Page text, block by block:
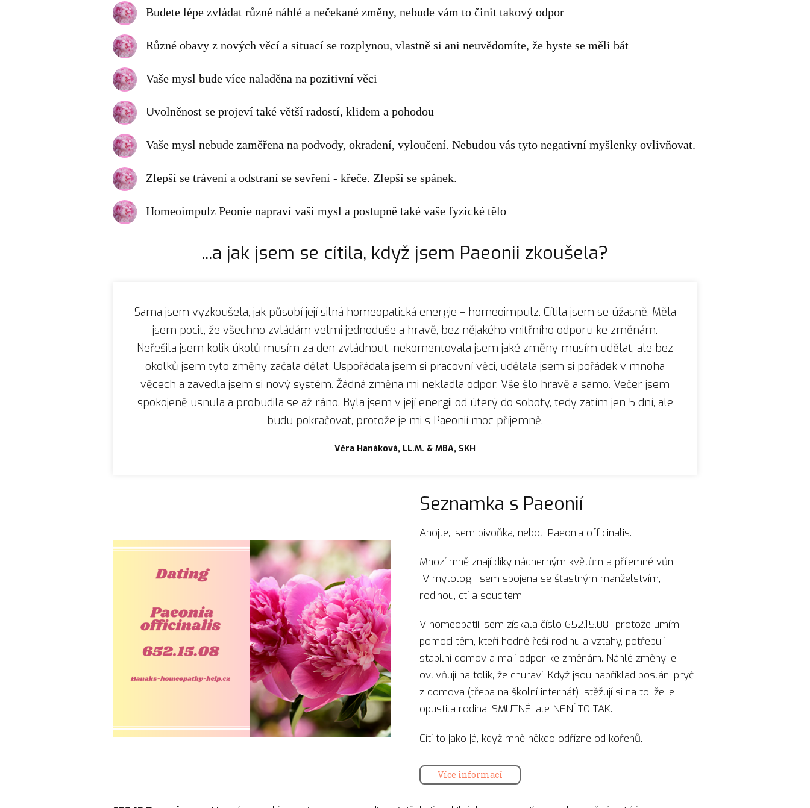
Budete lépe zvládat různé náhlé a nečekané změny, nebude vám to činit takový odpor
Různé obavy z nových věcí a situací se rozplynou, vlastně si ani neuvědomíte, že byste se měli bát
Vaše mysl bude více naladěna na pozitivní věci
Uvolněnost se projeví také větší radostí, klidem a pohodou
Vaše mysl nebude zaměřena na podvody, okradení, vyloučení. Nebudou vás tyto negativní myšlenky ovlivňovat.
Zlepší se trávení a odstraní se sevření - křeče. Zlepší se spánek.
Homeoimpulz Peonie napraví vaši mysl a postupně také vaše fyzické tělo
...a jak jsem se cítila, když jsem Paeonii zkoušela?
Sama jsem vyzkoušela, jak působí její silná homeopatická energie – homeoimpulz. Cítila jsem se úžasně. Měla
jsem pocit, že všechno zvládám velmi jednoduše a hravě, bez nějakého vnitřního odporu ke změnám.
Neřešila jsem kolik úkolů musím za den zvládnout, nekomentovala jsem jaké změny musím udělat, ale bez
okolků jsem tyto změny začala dělat. Uspořádala jsem si pracovní věci, udělala jsem si pořádek v mnoha
věcech a zavedla jsem si nový systém. Žádná změna mi nekladla odpor. Vše šlo hravě a samo. Večer jsem
spokojeně usnula a probudila se až ráno. Byla jsem v její energii od úterý do soboty, tedy zatím jen 5 dní, ale
budu pokračovat, protože je mi s Paeonií moc příjemně.
Věra Hanáková, LL.M. & MBA, SKH
Seznamka s Paeonií
Ahojte, jsem pivoňka, neboli Paeonia officinalis.
Mnozí mně znají díky nádherným květům a příjemné vůni.
V mytologii jsem spojena se šťastným manželstvím,
rodinou, ctí a soucitem.
V homeopatii jsem získala číslo 652.15.08 protože umím
pomoci těm, kteří hodně řeší rodinu a vztahy, potřebují
stabilní domov a mají odpor ke změnám. Náhlé změny je
ovlivňují na tolik, že churaví. Když jsou například posláni pryč
z domova (třeba na školní internát), stěžují si na to, že je
opustila rodina. SMUTNÉ, ale NENÍ TO TAK.
Cítí to jako já, když mně někdo odřízne od kořenů.
Více informací